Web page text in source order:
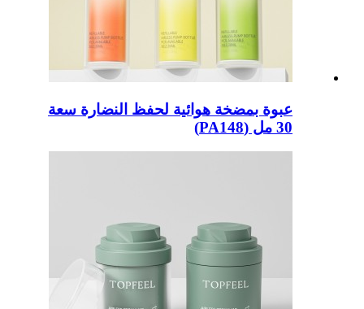
عبوة بمضخة هوائية لحفظ النضارة سعة
30 مل (PA148)